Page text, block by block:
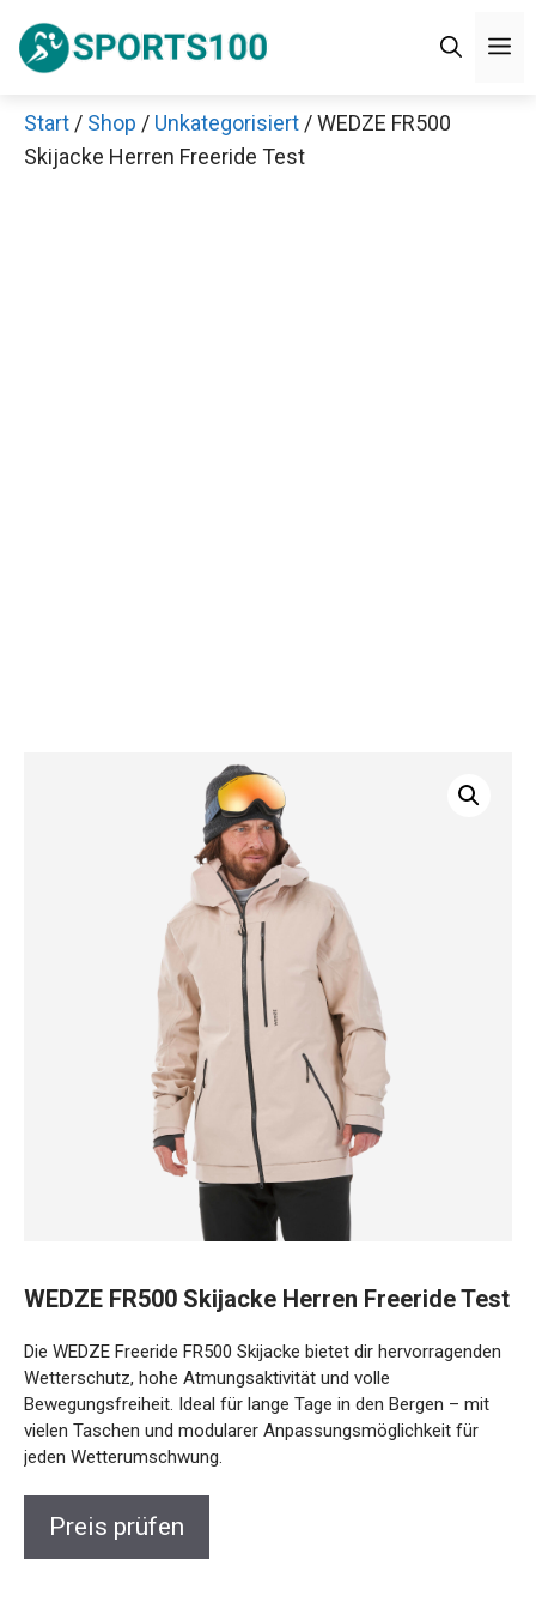
Inhalt
Start / Shop / Unkategorisiert / WEDZE FR500
Skijacke Herren Freeride Test
WEDZE FR500 Skijacke Herren Freeride Test
Die WEDZE Freeride FR500 Skijacke bietet dir hervorragenden
Wetterschutz, hohe Atmungsaktivität und volle
Bewegungsfreiheit. Ideal für lange Tage in den Bergen – mit
vielen Taschen und modularer Anpassungsmöglichkeit für
jeden Wetterumschwung.
Preis prüfen